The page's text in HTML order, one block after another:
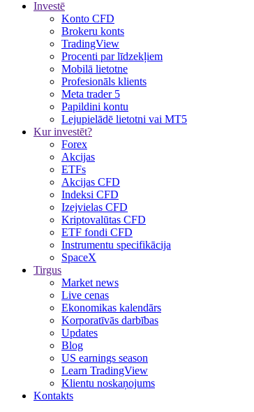
Investē
Konto CFD
Brokeru konts
TradingView
Procenti par līdzekļiem
Mobilā lietotne
Profesionāls klients
Meta trader 5
Papildini kontu
Lejupielādē lietotni vai MT5
Kur investēt?
Forex
Akcijas
ETFs
Akcijas CFD
Indeksi CFD
Izejvielas CFD
Kriptovalūtas CFD
ETF fondi CFD
Instrumentu specifikācija
SpaceX
Tirgus
Market news
Live cenas
Ekonomikas kalendārs
Korporatīvās darbības
Updates
Blog
US earnings season
Learn TradingView
Klientu noskaņojums
Kontakts